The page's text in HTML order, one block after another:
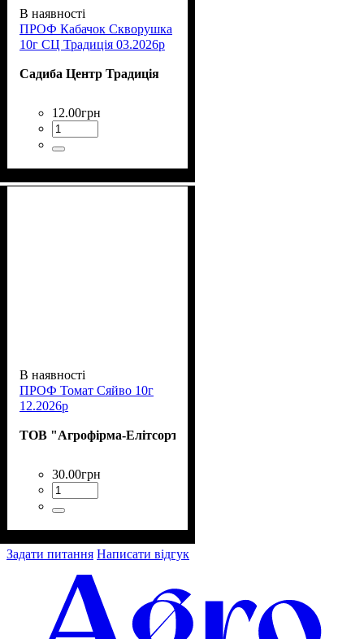
В наявності
ПРОФ Кабачок Скворушка
10г СЦ Традиція 03.2026р
Садиба Центр Традиція
12.00грн
В наявності
ПРОФ Томат Сяйво 10г
12.2026р
ТОВ "Агрофірма-Елітсортнасіння"
30.00грн
Задати питання Написати відгук